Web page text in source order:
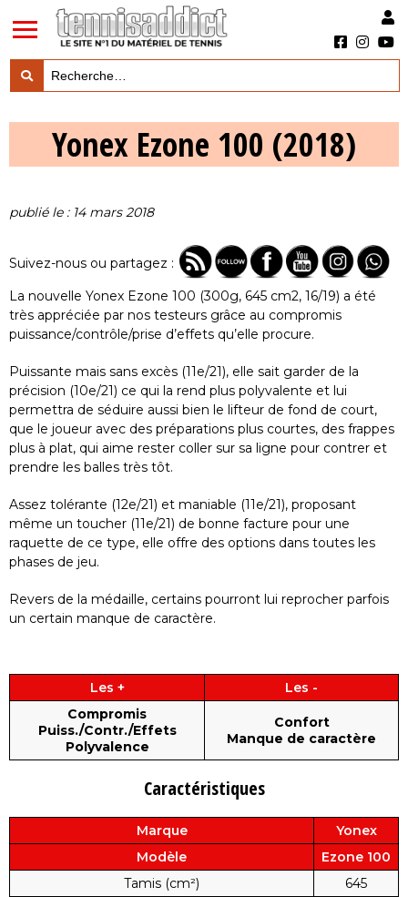
LES ACTUS MARQUES & PRODUITS
LES GUIDES DU MATERIEL
Yonex Ezone 100 (2018)
publié le : 14 mars 2018
Suivez-nous ou partagez :
La nouvelle Yonex Ezone 100 (300g, 645 cm2, 16/19) a été
très appréciée par nos testeurs grâce au compromis
puissance/contrôle/prise d’effets qu’elle procure.
Puissante mais sans excès (11e/21), elle sait garder de la
précision (10e/21) ce qui la rend plus polyvalente et lui
permettra de séduire aussi bien le lifteur de fond de court,
que le joueur avec des préparations plus courtes, des frappes
plus à plat, qui aime rester coller sur sa ligne pour contrer et
prendre les balles très tôt.
Assez tolérante (12e/21) et maniable (11e/21), proposant
même un toucher (11e/21) de bonne facture pour une
raquette de ce type, elle offre des options dans toutes les
phases de jeu.
Revers de la médaille, certains pourront lui reprocher parfois
un certain manque de caractère.
Les +
Les -
Compromis
Puiss./Contr./Effets
Polyvalence
Confort
Manque de caractère
Caractéristiques
Marque
Yonex
Modèle
Ezone 100
Tamis (cm²)
645